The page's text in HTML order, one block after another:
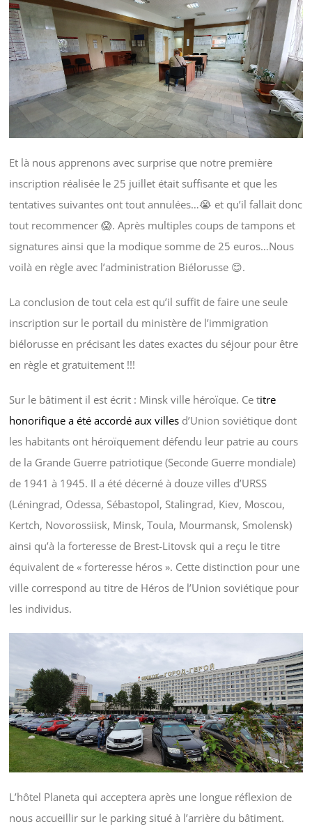
Et là nous apprenons avec surprise que notre première
inscription réalisée le 25 juillet était suffisante et que les
tentatives suivantes ont tout annulées…😭 et qu’il fallait donc
tout recommencer 😱. Après multiples coups de tampons et
signatures ainsi que la modique somme de 25 euros…Nous
voilà en règle avec l’administration Biélorusse 😊.
La conclusion de tout cela est qu’il suffit de faire une seule
inscription sur le portail du ministère de l’immigration
biélorusse en précisant les dates exactes du séjour pour être
en règle et gratuitement !!!
Sur le bâtiment il est écrit : Minsk ville héroïque. Ce titre
honorifique a été accordé aux villes d’Union soviétique dont
les habitants ont héroïquement défendu leur patrie au cours
de la Grande Guerre patriotique (Seconde Guerre mondiale)
de 1941 à 1945. Il a été décerné à douze villes d’URSS
(Léningrad, Odessa, Sébastopol, Stalingrad, Kiev, Moscou,
Kertch, Novorossiisk, Minsk, Toula, Mourmansk, Smolensk)
ainsi qu’à la forteresse de Brest-Litovsk qui a reçu le titre
équivalent de « forteresse héros ». Cette distinction pour une
ville correspond au titre de Héros de l’Union soviétique pour
les individus.
L’hôtel Planeta qui acceptera après une longue réflexion de
nous accueillir sur le parking situé à l’arrière du bâtiment.